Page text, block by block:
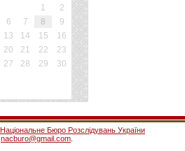
1
2
6 7 8
9
13 14 15
16
20 21 22
23
27 28 29
30
Національне Бюро Розслідувань України
nacburo@gmail.com